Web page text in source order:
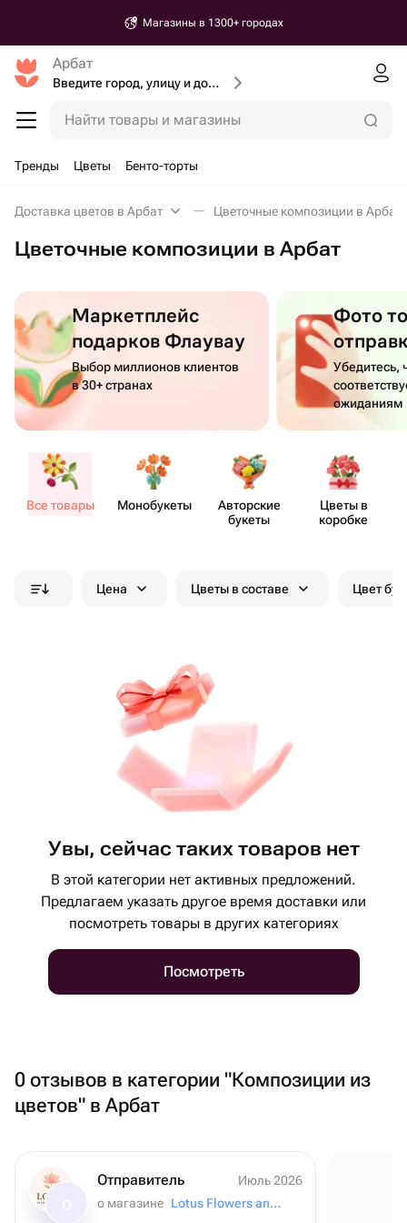
Магазины в 1300+ городах
Арбат
Введите город, улицу и дом доставки
Найти товары и магазины
Тренды Цветы Бенто-торты
Доставка цветов в Арбат Цветочные композиции в Арбат
Цветочные композиции в Арбат
Маркетплейс
подарков Флаувау
Выбор миллионов клиентов
в 30+ странах
Фото
Убедитесь,
ожиданиям
Все товары Моно​букеты
Авторские
букеты
Цветы в
коробке
Цена Цветы в составе Цвет
Увы, сейчас таких товаров нет
В этой категории нет активных предложений.
Предлагаем указать другое время доставки или
посмотреть товары в других категориях
Посмотреть
0 отзывов в категории "Композиции из
цветов" в Арбат
Отправитель
Июль 2026
о магазине
Lotus Flowers and Gifts